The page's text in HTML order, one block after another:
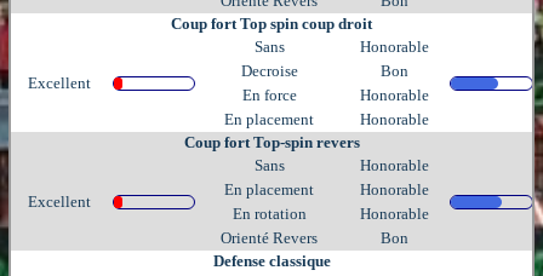
Coup fort Top spin coup droit
Excellent
Sans
Honorable
Decroise
Bon
En force
Honorable
En placement
Honorable
Coup fort Top-spin revers
Excellent
Sans
Honorable
En placement
Honorable
En rotation
Honorable
Orienté Revers
Bon
Defense classique